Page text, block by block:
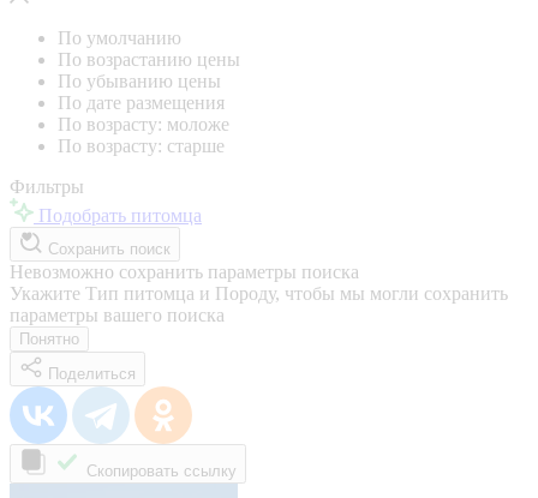
По умолчанию
По возрастанию цены
По убыванию цены
По дате размещения
По возрасту: моложе
По возрасту: старше
Фильтры
Подобрать питомца
Сохранить поиск
Невозможно сохранить параметры поиска
Укажите Тип питомца и Породу, чтобы мы могли сохранить
параметры вашего поиска
Понятно
Поделиться
Скопировать ссылку